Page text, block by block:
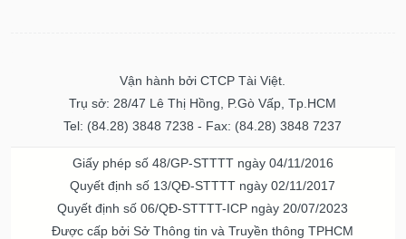
Vận hành bởi CTCP Tài Việt.
Trụ sở: 28/47 Lê Thị Hồng, P.Gò Vấp, Tp.HCM
Tel: (84.28) 3848 7238 - Fax: (84.28) 3848 7237
Giấy phép số 48/GP-STTTT ngày 04/11/2016
Quyết định số 13/QĐ-STTTT ngày 02/11/2017
Quyết định số 06/QĐ-STTTT-ICP ngày 20/07/2023
Được cấp bởi Sở Thông tin và Truyền thông TPHCM